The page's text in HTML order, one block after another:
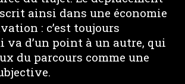
ainsi dans une économie
: c’est toujours
va d’un point à un autre, qui
du parcours comme une